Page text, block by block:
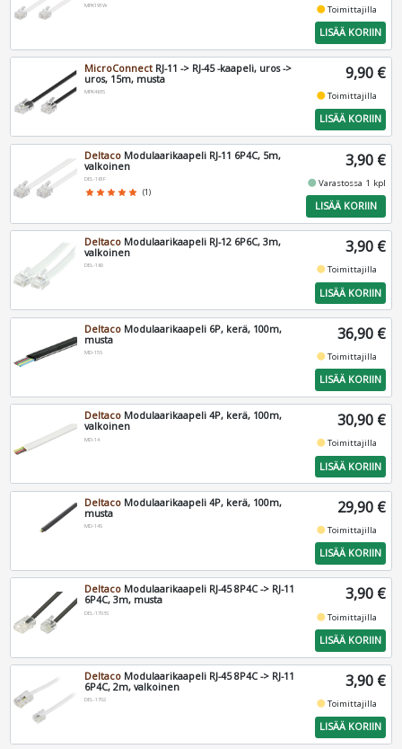
MPK191W fiber_manual_recordToimittajilla
LISÄÄ KORIIN
MicroConnect RJ-11 -> RJ-45 -kaapeli, uros ->
uros, 15m, musta
MPK463S
9,90 €
fiber_manual_recordToimittajilla
LISÄÄ KORIIN
Deltaco Modulaarikaapeli RJ-11 6P4C, 5m,
valkoinen
DEL-161F
star star star star star (1)
3,90 €
fiber_manual_recordVarastossa 1 kpl
LISÄÄ KORIIN
Deltaco Modulaarikaapeli RJ-12 6P6C, 3m,
valkoinen
DEL-160
3,90 €
fiber_manual_recordToimittajilla
LISÄÄ KORIIN
Deltaco Modulaarikaapeli 6P, kerä, 100m,
musta
MD-15S
36,90 €
fiber_manual_recordToimittajilla
LISÄÄ KORIIN
Deltaco Modulaarikaapeli 4P, kerä, 100m,
valkoinen
MD-14
30,90 €
fiber_manual_recordToimittajilla
LISÄÄ KORIIN
Deltaco Modulaarikaapeli 4P, kerä, 100m,
musta
MD-14S
29,90 €
fiber_manual_recordToimittajilla
LISÄÄ KORIIN
Deltaco Modulaarikaapeli RJ-45 8P4C -> RJ-11
6P4C, 3m, musta
DEL-1703S
3,90 €
fiber_manual_recordToimittajilla
LISÄÄ KORIIN
Deltaco Modulaarikaapeli RJ-45 8P4C -> RJ-11
6P4C, 2m, valkoinen
DEL-1702
3,90 €
fiber_manual_recordToimittajilla
LISÄÄ KORIIN